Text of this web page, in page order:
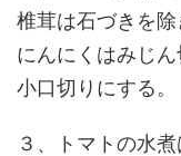
椎茸は石づきを除
にんにくはみじ
小口切りにする。
３、トマトの水